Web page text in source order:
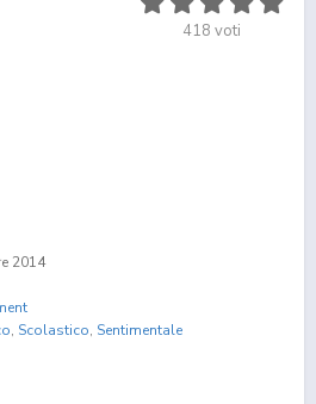
418 voti
2014
, Scolastico, Sentimentale